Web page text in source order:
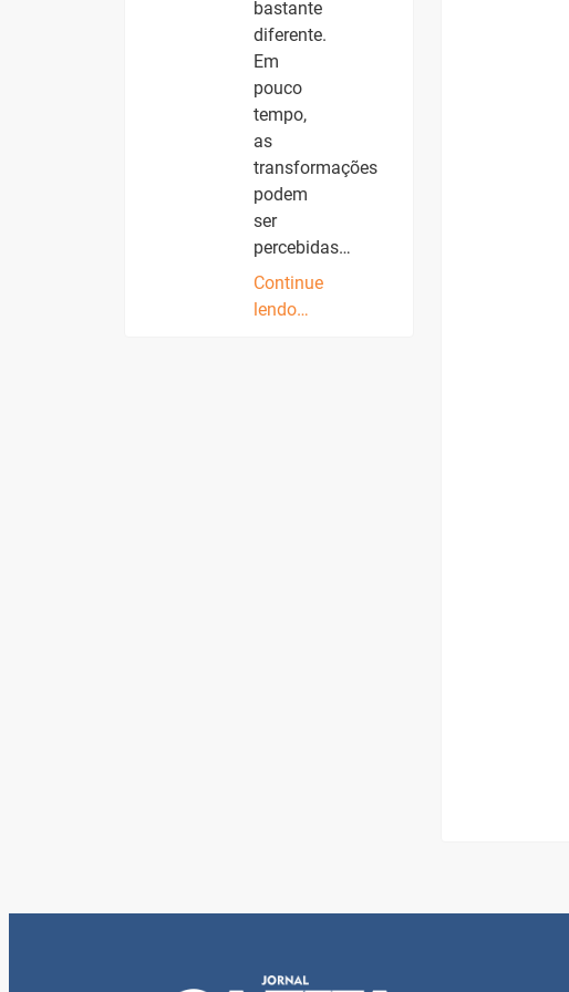
bastante
diferente.
Em
pouco
tempo,
as
transformações
podem
ser
percebidas…
Continue
lendo…